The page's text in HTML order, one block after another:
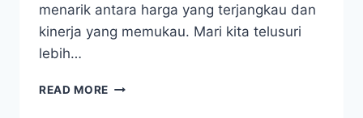
menarik antara harga yang terjangkau dan
kinerja yang memukau. Mari kita telusuri
lebih…
READ MORE